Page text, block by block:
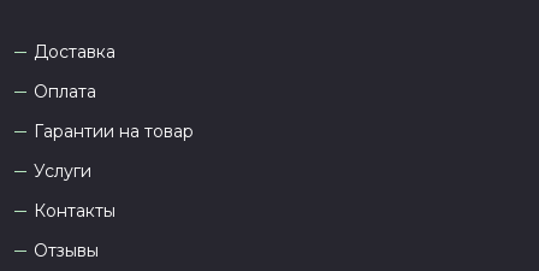
Доставка
Оплата
Гарантии на товар
Услуги
Контакты
Отзывы